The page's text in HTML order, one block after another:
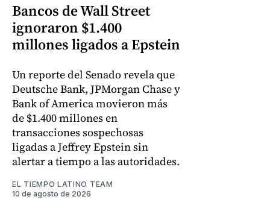
Bancos de Wall Street
ignoraron $1.400
millones ligados a Epstein
Un reporte del Senado revela que
Deutsche Bank, JPMorgan Chase y
Bank of America movieron más
de $1.400 millones en
transacciones sospechosas
ligadas a Jeffrey Epstein sin
alertar a tiempo a las autoridades.
EL TIEMPO LATINO TEAM
10 de agosto de 2026